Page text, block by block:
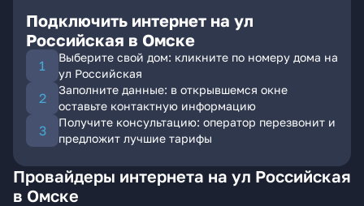
Подключить интернет на ул
Российская в Омске
Выберите свой дом: кликните по номеру дома на
ул Российская
Заполните данные: в открывшемся окне
оставьте контактную информацию
Получите консультацию: оператор перезвонит и
предложит лучшие тарифы
Провайдеры интернета на ул Российская
в Омске